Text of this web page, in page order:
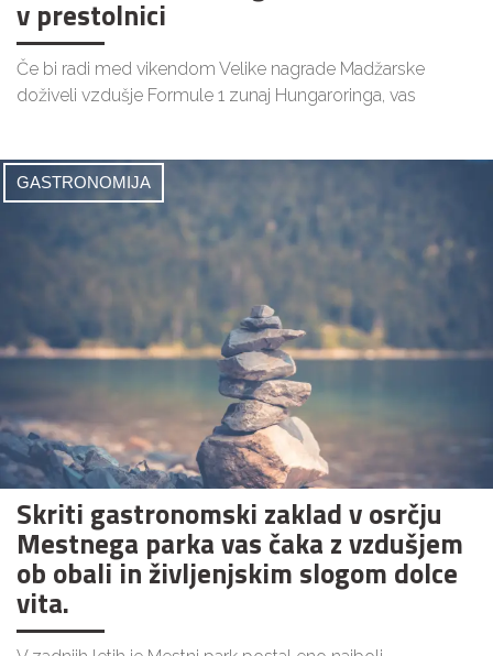
v prestolnici
Če bi radi med vikendom Velike nagrade Madžarske
doživeli vzdušje Formule 1 zunaj Hungaroringa, vas
GASTRONOMIJA
Skriti gastronomski zaklad v osrčju
Mestnega parka vas čaka z vzdušjem
ob obali in življenjskim slogom dolce
vita.